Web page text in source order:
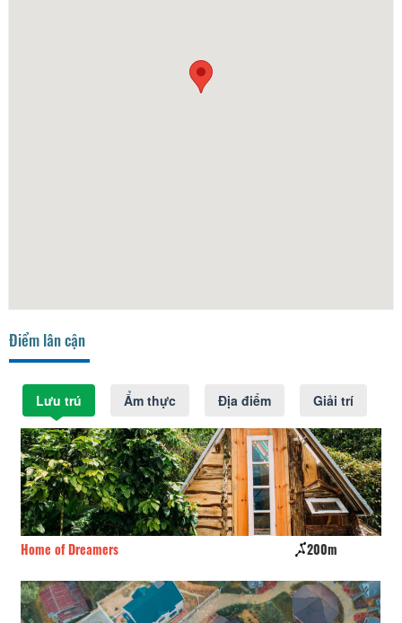
Điểm lân cận
Lưu trú Ẩm thực Địa điểm Giải trí
Home of Dreamers 200m